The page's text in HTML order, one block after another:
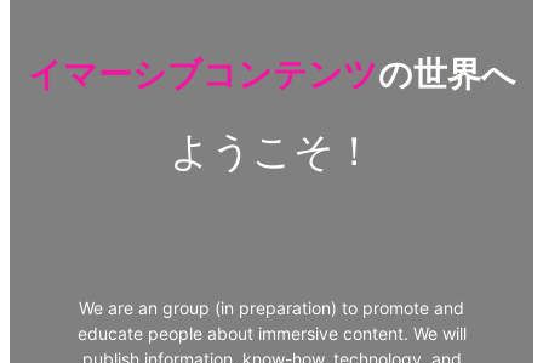
イマーシブコンテンツの世界へ
ようこそ！
We are an group (in preparation) to promote and
educate people about immersive content. We will